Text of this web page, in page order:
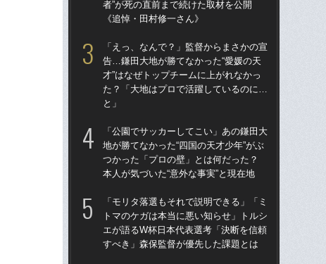
者”が死の直前まで続けた取材を公開
《追悼・田村修一さん》
「えっ、なんで？」監督からまさかの宣
告…鎌田大地が勝てなかった“愛媛の天
才”はなぜトップチームに上がれなかっ
た？「大地はプロで活躍しているのに…
と」
「公園でサッカーしてこい」あの鎌田大
地が勝てなかった“四国の天才少年”がぶ
つかった「プロの壁」とは何だった？
本人が気づいた“意外な事実”と現在地
「モリタ落選もそれで説明できる」「ミ
トマのケガは本当に悪い知らせ」トルシ
エが語るW杯日本代表選考「決断を信頼
すべき」森保監督が優先した課題とは